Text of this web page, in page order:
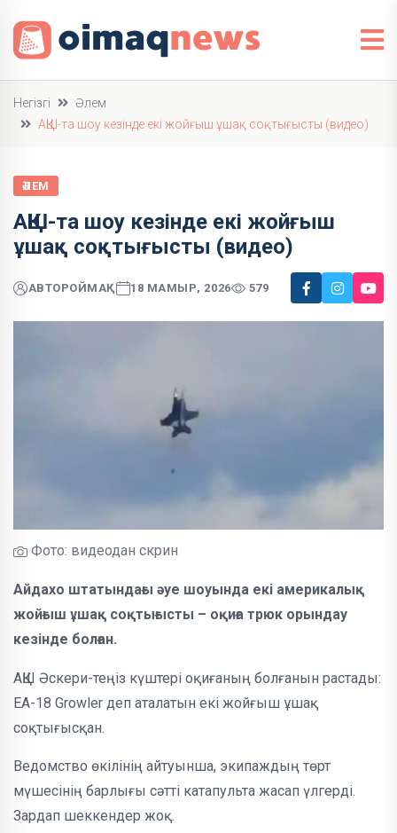
Негізгі
Әлем
АҚШ-та шоу кезінде екі жойғыш ұшақ соқтығысты (видео)
ӘЛЕМ
АҚШ-та шоу кезінде екі жойғыш
ұшақ соқтығысты (видео)
АВТОРОЙМАҚ 18 МАМЫР, 2026 579
Фото: видеодан скрин
Айдахо штатындағы әуе шоуында екі америкалық
жойғыш ұшақ соқтығысты – оқиға трюк орындау
кезінде болған.
АҚШ Әскери-теңіз күштері оқиғаның болғанын растады:
EA-18 Growler деп аталатын екі жойғыш ұшақ
соқтығысқан.
Ведомство өкілінің айтуынша, экипаждың төрт
мүшесінің барлығы сәтті катапульта жасап үлгерді.
Зардап шеккендер жоқ.